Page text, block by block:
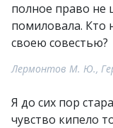
полное право не
помиловала. Кто
своею совестью?
Лермонтов М. Ю.,
Я до сих пор
чувство кипело